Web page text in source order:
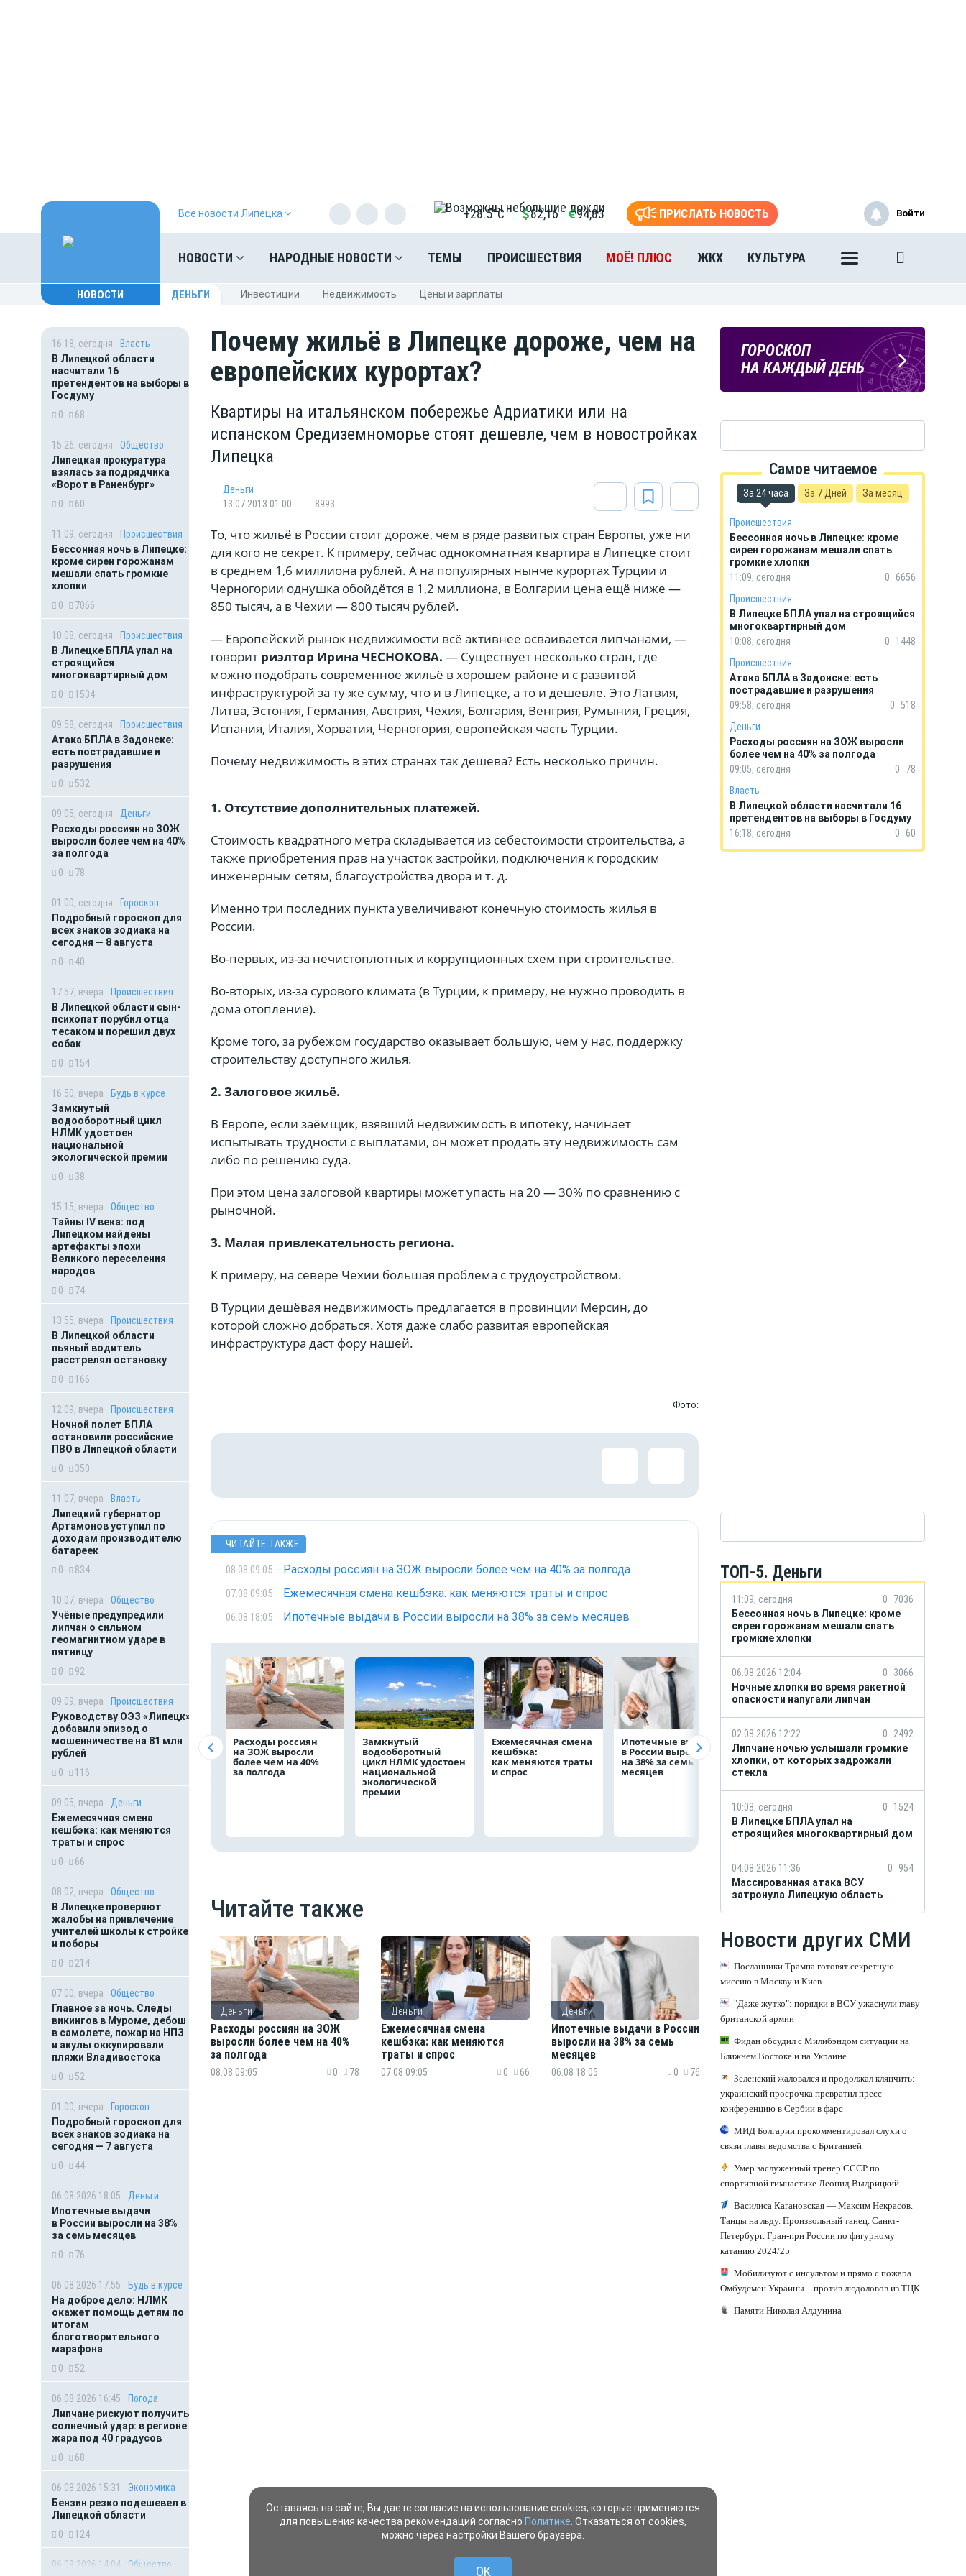
Все новости Липецка +28.5°C 82,16 94,83 ПРИСЛАТЬ НОВОСТЬ
НОВОСТИ НАРОДНЫЕ НОВОСТИ ТЕМЫ ПРОИСШЕСТВИЯ МОЁ! ПЛЮС ЖКХ КУЛЬТУРА
Войти
НОВОСТИ ДЕНЬГИ Инвестиции Недвижимость Цены и зарплаты
16:18, сегодня
Власть
В Липецкой области
насчитали 16
претендентов на выборы в
Госдуму
0
68
15:26, сегодня
Общество
Липецкая прокуратура
взялась за подрядчика
«Ворот в Раненбург»
0
60
11:09, сегодня
Происшествия
Бессонная ночь в Липецке:
кроме сирен горожанам
мешали спать громкие
хлопки
0
7066
10:08, сегодня
Происшествия
В Липецке БПЛА упал на
строящийся
многоквартирный дом
0
1534
09:58, сегодня
Происшествия
Атака БПЛА в Задонске:
есть пострадавшие и
разрушения
0
532
09:05, сегодня
Деньги
Расходы россиян на ЗОЖ
выросли более чем на 40%
за полгода
0
78
01:00, сегодня
Гороскоп
Подробный гороскоп для
всех знаков зодиака на
сегодня — 8 августа
0
40
17:57, вчера
Происшествия
В Липецкой области сын-
психопат порубил отца
тесаком и порешил двух
собак
0
154
16:50, вчера
Будь в курсе
Замкнутый
водооборотный цикл
НЛМК удостоен
национальной
экологической премии
0
38
15:15, вчера
Общество
Тайны IV века: под
Липецком найдены
артефакты эпохи
Великого переселения
народов
0
74
13:55, вчера
Происшествия
В Липецкой области
пьяный водитель
расстрелял остановку
0
166
12:09, вчера
Происшествия
Ночной полет БПЛА
остановили российские
ПВО в Липецкой области
0
350
11:07, вчера
Власть
Липецкий губернатор
Артамонов уступил по
доходам производителю
батареек
0
834
10:07, вчера
Общество
Учёные предупредили
липчан о сильном
геомагнитном ударе в
пятницу
0
92
09:09, вчера
Происшествия
Руководству ОЭЗ «Липецк»
добавили эпизод о
мошенничестве на 81 млн
рублей
0
116
09:05, вчера
Деньги
Ежемесячная смена
кешбэка: как меняются
траты и спрос
0
66
08:02, вчера
Общество
В Липецке проверяют
жалобы на привлечение
учителей школы к стройке
и поборы
0
214
07:00, вчера
Общество
Главное за ночь. Следы
викингов в Муроме, дебош
в самолете, пожар на НПЗ
и акулы оккупировали
пляжи Владивостока
0
52
01:00, вчера
Гороскоп
Подробный гороскоп для
всех знаков зодиака на
сегодня — 7 августа
0
44
06.08.2026 18:05
Деньги
Ипотечные выдачи
в России выросли на 38%
за семь месяцев
0
76
06.08.2026 17:55
Будь в курсе
На доброе дело: НЛМК
окажет помощь детям по
итогам
благотворительного
марафона
0
52
06.08.2026 16:45
Погода
Липчане рискуют получить
солнечный удар: в регионе
жара под 40 градусов
0
68
06.08.2026 15:31
Экономика
Бензин резко подешевел в
Липецкой области
0
124
06.08.2026 14:04
Общество
Почему жильё в Липецке дороже, чем на
европейских курортах?
Квартиры на итальянском побережье Адриатики или на
испанском Средиземноморье стоят дешевле, чем в новостройках
Липецка
Деньги
13.07.2013 01:00
8993
То, что жильё в России стоит дороже, чем в ряде развитых стран Европы, уже ни
для кого не секрет. К примеру, сейчас однокомнатная квартира в Липецке стоит
в среднем 1,6 миллиона рублей. А на популярных нынче курортах Турции и
Черногории однушка обойдётся в 1,2 миллиона, в Болгарии цена ещё ниже —
850 тысяч, а в Чехии — 800 тысяч рублей.
— Европейский рынок недвижимости всё активнее осваивается липчанами, —
говорит риэлтор Ирина ЧЕСНОКОВА. — Существует несколько стран, где
можно подобрать современное жильё в хорошем районе и с развитой
инфраструктурой за ту же сумму, что и в Липецке, а то и дешевле. Это Латвия,
Литва, Эстония, Германия, Австрия, Чехия, Болгария, Венгрия, Румыния, Греция,
Испания, Италия, Хорватия, Черногория, европейская часть Турции.
Почему недвижимость в этих странах так дешева? Есть несколько причин.
1. Отсутствие дополнительных платежей.
Стоимость квадратного метра складывается из себестоимости строительства, а
также приобретения прав на участок застройки, подключения к городским
инженерным сетям, благоустройства двора и т. д.
Именно три последних пункта увеличивают конечную стоимость жилья в
России.
Во-первых, из-за нечистоплотных и коррупционных схем при строительстве.
Во-вторых, из-за сурового климата (в Турции, к примеру, не нужно проводить в
дома отопление).
Кроме того, за рубежом государство оказывает большую, чем у нас, поддержку
строительству доступного жилья.
2. Залоговое жильё.
В Европе, если заёмщик, взявший недвижимость в ипотеку, начинает
испытывать трудности с выплатами, он может продать эту недвижимость сам
либо по решению суда.
При этом цена залоговой квартиры может упасть на 20 — 30% по сравнению с
рыночной.
3. Малая привлекательность региона.
К примеру, на севере Чехии большая проблема с трудоустройством.
В Турции дешёвая недвижимость предлагается в провинции Мерсин, до
которой сложно добраться. Хотя даже слабо развитая европейская
инфраструктура даст фору нашей.
Фото:
ЧИТАЙТЕ ТАКЖЕ
08.08 09:05 Расходы россиян на ЗОЖ выросли более чем на 40% за полгода
07.08 09:05 Ежемесячная смена кешбэка: как меняются траты и спрос
06.08 18:05 Ипотечные выдачи в России выросли на 38% за семь месяцев
Расходы россиян
на ЗОЖ выросли
более чем на 40%
за полгода
Замкнутый
водооборотный
цикл НЛМК удостоен
национальной
экологической
премии
Ежемесячная смена
кешбэка:
как меняются траты
и спрос
Ипотечные выдачи
в России выросли
на 38% за семь
месяцев
На доброе дело:
НЛМК окажет
помощь детям по
итогам
марафона
Объем продаж
кредитов
наличными в
Читайте также
Деньги
Расходы россиян на ЗОЖ
выросли более чем на 40%
за полгода
08.08 09:05 0 78
Деньги
Ежемесячная смена
кешбэка: как меняются
траты и спрос
07.08 09:05 0 66
Деньги
Ипотечные выдачи в России
выросли на 38% за семь
месяцев
06.08 18:05 0 76
ГОРОСКОП
НА КАЖДЫЙ ДЕНЬ
ПОГОДА
В ЛИПЕЦКЕ
ЛИПЕЦКИЕ
РЕАЛИИ
Новости Липецка и области
Самое читаемое
За 24 часа За 7 Дней За месяц
Происшествия
Бессонная ночь в Липецке: кроме
сирен горожанам мешали спать
громкие хлопки
11:09, сегодня
0
6656
Происшествия
В Липецке БПЛА упал на строящийся
многоквартирный дом
10:08, сегодня
0
1448
Происшествия
Атака БПЛА в Задонске: есть
пострадавшие и разрушения
09:58, сегодня
0 518
Деньги
Расходы россиян на ЗОЖ выросли
более чем на 40% за полгода
09:05, сегодня
0
78
Власть
В Липецкой области насчитали 16
претендентов на выборы в Госдуму
16:18, сегодня
0 60
ТОП-5. Деньги
11:09, сегодня 0
7036
Бессонная ночь в Липецке: кроме
сирен горожанам мешали спать
громкие хлопки
06.08.2026 12:04 0
3066
Ночные хлопки во время ракетной
опасности напугали липчан
02.08.2026 12:22 0
2492
Липчане ночью услышали громкие
хлопки, от которых задрожали
стекла
10:08, сегодня 0
1524
В Липецке БПЛА упал на
строящийся многоквартирный дом
04.08.2026 11:36 0
954
Массированная атака ВСУ
затронула Липецкую область
Новости других СМИ
Посланники Трампа готовят секретную
миссию в Москву и Киев
"Даже жутко": порядки в ВСУ ужаснули главу
британской армии
Фидан обсудил с Милибэндом ситуации на
Ближнем Востоке и на Украине
Зеленский жаловался и продолжал клянчить:
украинский просрочка превратил пресс-
конференцию в Сербии в фарс
МИД Болгарии прокомментировал слухи о
связи главы ведомства с Британией
Умер заслуженный тренер СССР по
спортивной гимнастике Леонид Выдрицкий
Василиса Кагановская — Максим Некрасов.
Танцы на льду. Произвольный танец. Санкт-
Петербург. Гран-при России по фигурному
катанию 2024/25
Мобилизуют с инсультом и прямо с пожара.
Омбудсмен Украины – против людоловов из ТЦК
Памяти Николая Алдунина
Оставаясь на сайте, Вы даете согласие на использование cookies, которые применяются
для повышения качества рекомендаций согласно Политике . Отказаться от cookies,
можно через настройки Вашего браузера.
OK